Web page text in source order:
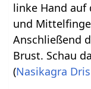
linke Hand auf
und
Anschließend
Brust. Schau
(Nasikagra